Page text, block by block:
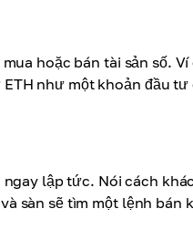
hoặc bán tài sản số. Ví
như một khoản đầu tư
lập tức. Nói cách
sàn sẽ tìm một lệnh bán